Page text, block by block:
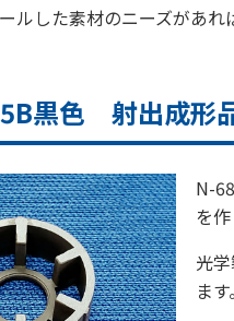
ルした素材のニーズがあれ
黒色 射出成形
N-
を作
光
ます。